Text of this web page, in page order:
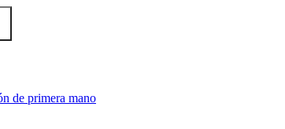
de primera mano